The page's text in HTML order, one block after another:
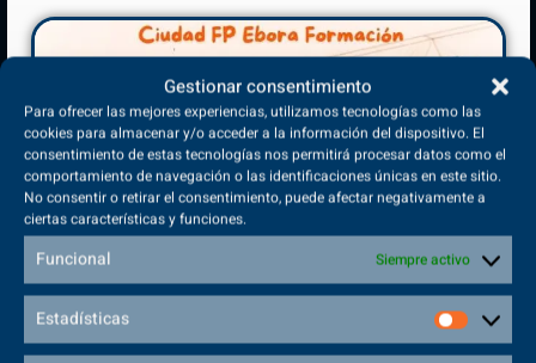
Gestionar consentimiento
Para ofrecer las mejores experiencias, utilizamos tecnologías como las
cookies para almacenar y/o acceder a la información del dispositivo. El
consentimiento de estas tecnologías nos permitirá procesar datos como el
comportamiento de navegación o las identificaciones únicas en este sitio.
No consentir o retirar el consentimiento, puede afectar negativamente a
ciertas características y funciones.
Funcional Siempre activo
Estadísticas
(+34) 925 68 38 67
Teléfono de Contacto